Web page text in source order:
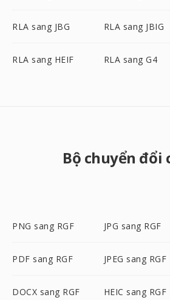
RLA sang JBG RLA sang JBIG
RLA sang HEIF RLA sang G4
Bộ chuyển đổi
PNG sang RGF JPG sang RGF
PDF sang RGF JPEG sang RGF
DOCX sang RGF HEIC sang RGF